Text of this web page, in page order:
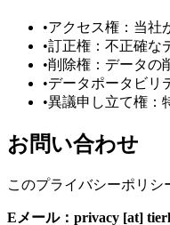
•アクセス権：当社
•訂正権：不正確な
•削除権：データの
•データポータビリ
•異議申し立て権：
お問い合わせ
このプライバシーポリシ
Eメール：privacy [at]